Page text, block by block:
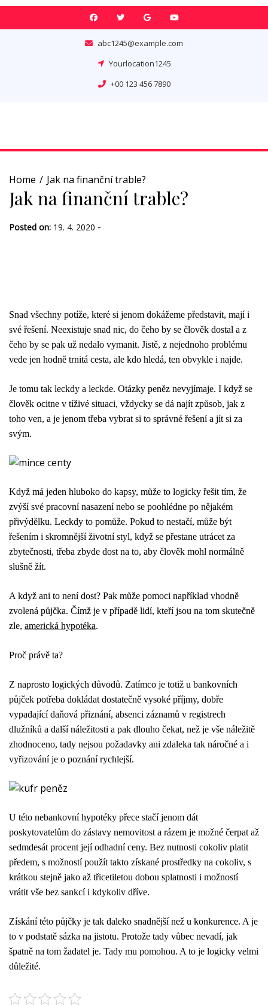
Skip
abc1245@example.com
Yourlocation1245
+00 123 456 7890
Home Jak na finanční trable?
Jak na finanční trable?
Posted on: 19. 4. 2020 -
Snad všechny potíže, které si jenom dokážeme představit, mají i
své řešení. Neexistuje snad nic, do čeho by se člověk dostal a z
čeho by se pak už nedalo vymanit. Jistě, z nejednoho problému
vede jen hodně trnitá cesta, ale kdo hledá, ten obvykle i najde.
Je tomu tak leckdy a leckde. Otázky peněz nevyjímaje. I když se
člověk ocitne v tíživé situaci, vždycky se dá najít způsob, jak z
toho ven, a je jenom třeba vybrat si to správné řešení a jít si za
svým.
Když má jeden hluboko do kapsy, může to logicky řešit tím, že
zvýší své pracovní nasazení nebo se poohlédne po nějakém
přivýdělku. Leckdy to pomůže. Pokud to nestačí, může být
řešením i skromnější životní styl, když se přestane utrácet za
zbytečnosti, třeba zbyde dost na to, aby člověk mohl normálně
slušně žít.
A když ani to není dost? Pak může pomoci například vhodně
zvolená půjčka. Čímž je v případě lidí, kteří jsou na tom skutečně
zle, americká hypotéka.
Proč právě ta?
Z naprosto logických důvodů. Zatímco je totiž u bankovních
půjček potřeba dokládat dostatečně vysoké příjmy, dobře
vypadající daňová přiznání, absenci záznamů v registrech
dlužníků a další náležitosti a pak dlouho čekat, než je vše náležitě
zhodnoceno, tady nejsou požadavky ani zdaleka tak náročné a i
vyřizování je o poznání rychlejší.
U této nebankovní hypotéky přece stačí jenom dát
poskytovatelům do zástavy nemovitost a rázem je možné čerpat až
sedmdesát procent její odhadní ceny. Bez nutnosti cokoliv platit
předem, s možností použít takto získané prostředky na cokoliv, s
krátkou stejně jako až třicetiletou dobou splatnosti i možností
vrátit vše bez sankcí i kdykoliv dříve.
Získání této půjčky je tak daleko snadnější než u konkurence. A je
to v podstatě sázka na jistotu. Protože tady vůbec nevadí, jak
špatně na tom žadatel je. Tady mu pomohou. A to je logicky velmi
důležité.